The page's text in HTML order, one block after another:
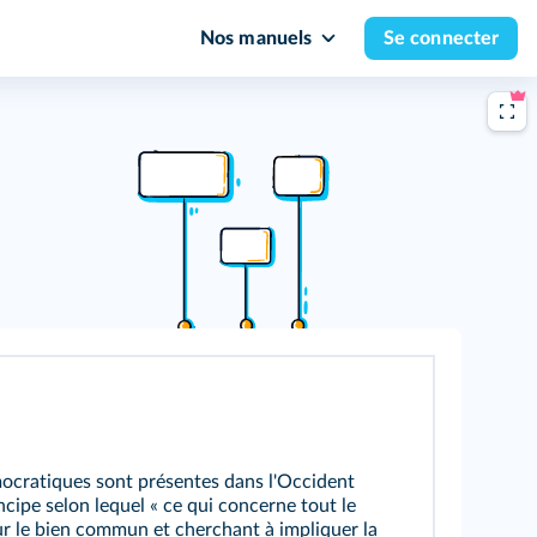
Nos manuels Se connecter
sont présentes dans l'Occident
selon lequel « ce qui concerne tout le
le bien commun et cherchant à impliquer la